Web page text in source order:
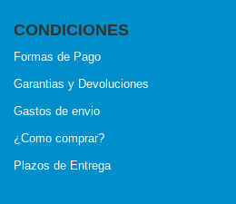
CONDICIONES
Formas de Pago
Garantias y Devoluciones
Gastos de envio
¿Como comprar?
Plazos de Entrega